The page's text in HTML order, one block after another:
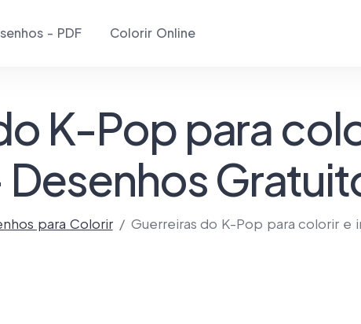
- PDF Colorir Online
K-Pop para
Desenhos
para Colorir Guerreiras do K-Pop para colorir e